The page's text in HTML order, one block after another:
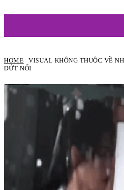
HOME
VISUAL KHÔNG THUỘC VỀ
DỨT NỔI